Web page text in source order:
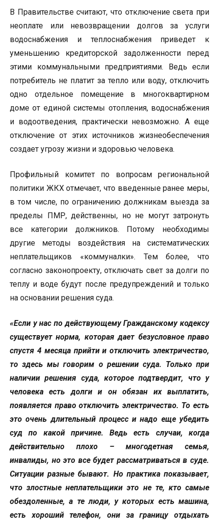
В Правительстве считают, что отключение света при
неоплате или невозвращении долгов за услуги
водоснабжения и теплоснабжения приведет к
уменьшению кредиторской задолженности перед
этими коммунальными предприятиями. Ведь если
потребитель не платит за тепло или воду, отключить
одно отдельное помещение в многоквартирном
доме от единой системы отопления, водоснабжения
и водоотведения, практически невозможно. А еще
отключение от этих источников жизнеобеспечения
создает угрозу жизни и здоровью человека.
Профильный комитет по вопросам региональной
политики ЖКХ отмечает, что введенные ранее меры,
в том числе, по ограничению должникам выезда за
пределы ПМР, действенны, но не могут затронуть
все категории должников. Потому необходимы
другие методы воздействия на систематических
неплательщиков «коммуналки». Тем более, что
согласно законопроекту, отключать свет за долги по
теплу и воде будут после предупреждений и только
на основании решения суда.
«Если у нас по действующему Гражданскому кодексу
существует норма, которая дает безусловное право
спустя 4 месяца прийти и отключить электричество,
то здесь мы говорим о решении суда. Только при
наличии решения суда, которое подтвердит, что у
человека есть долги и он обязан их выплатить,
появляется право отключить электричество. То есть
это очень длительный процесс и надо еще убедить
суд по какой причине. Ведь есть случаи, когда
действительно плохо – многодетная семья,
инвалиды, но это все будет рассматриваться в суде.
Ситуации разные бывают. Но практика показывает,
что злостные неплательщики это не те, кто самые
обездоленные, а те люди, у которых есть машина,
есть хороший телефон, они за границу отдыхать